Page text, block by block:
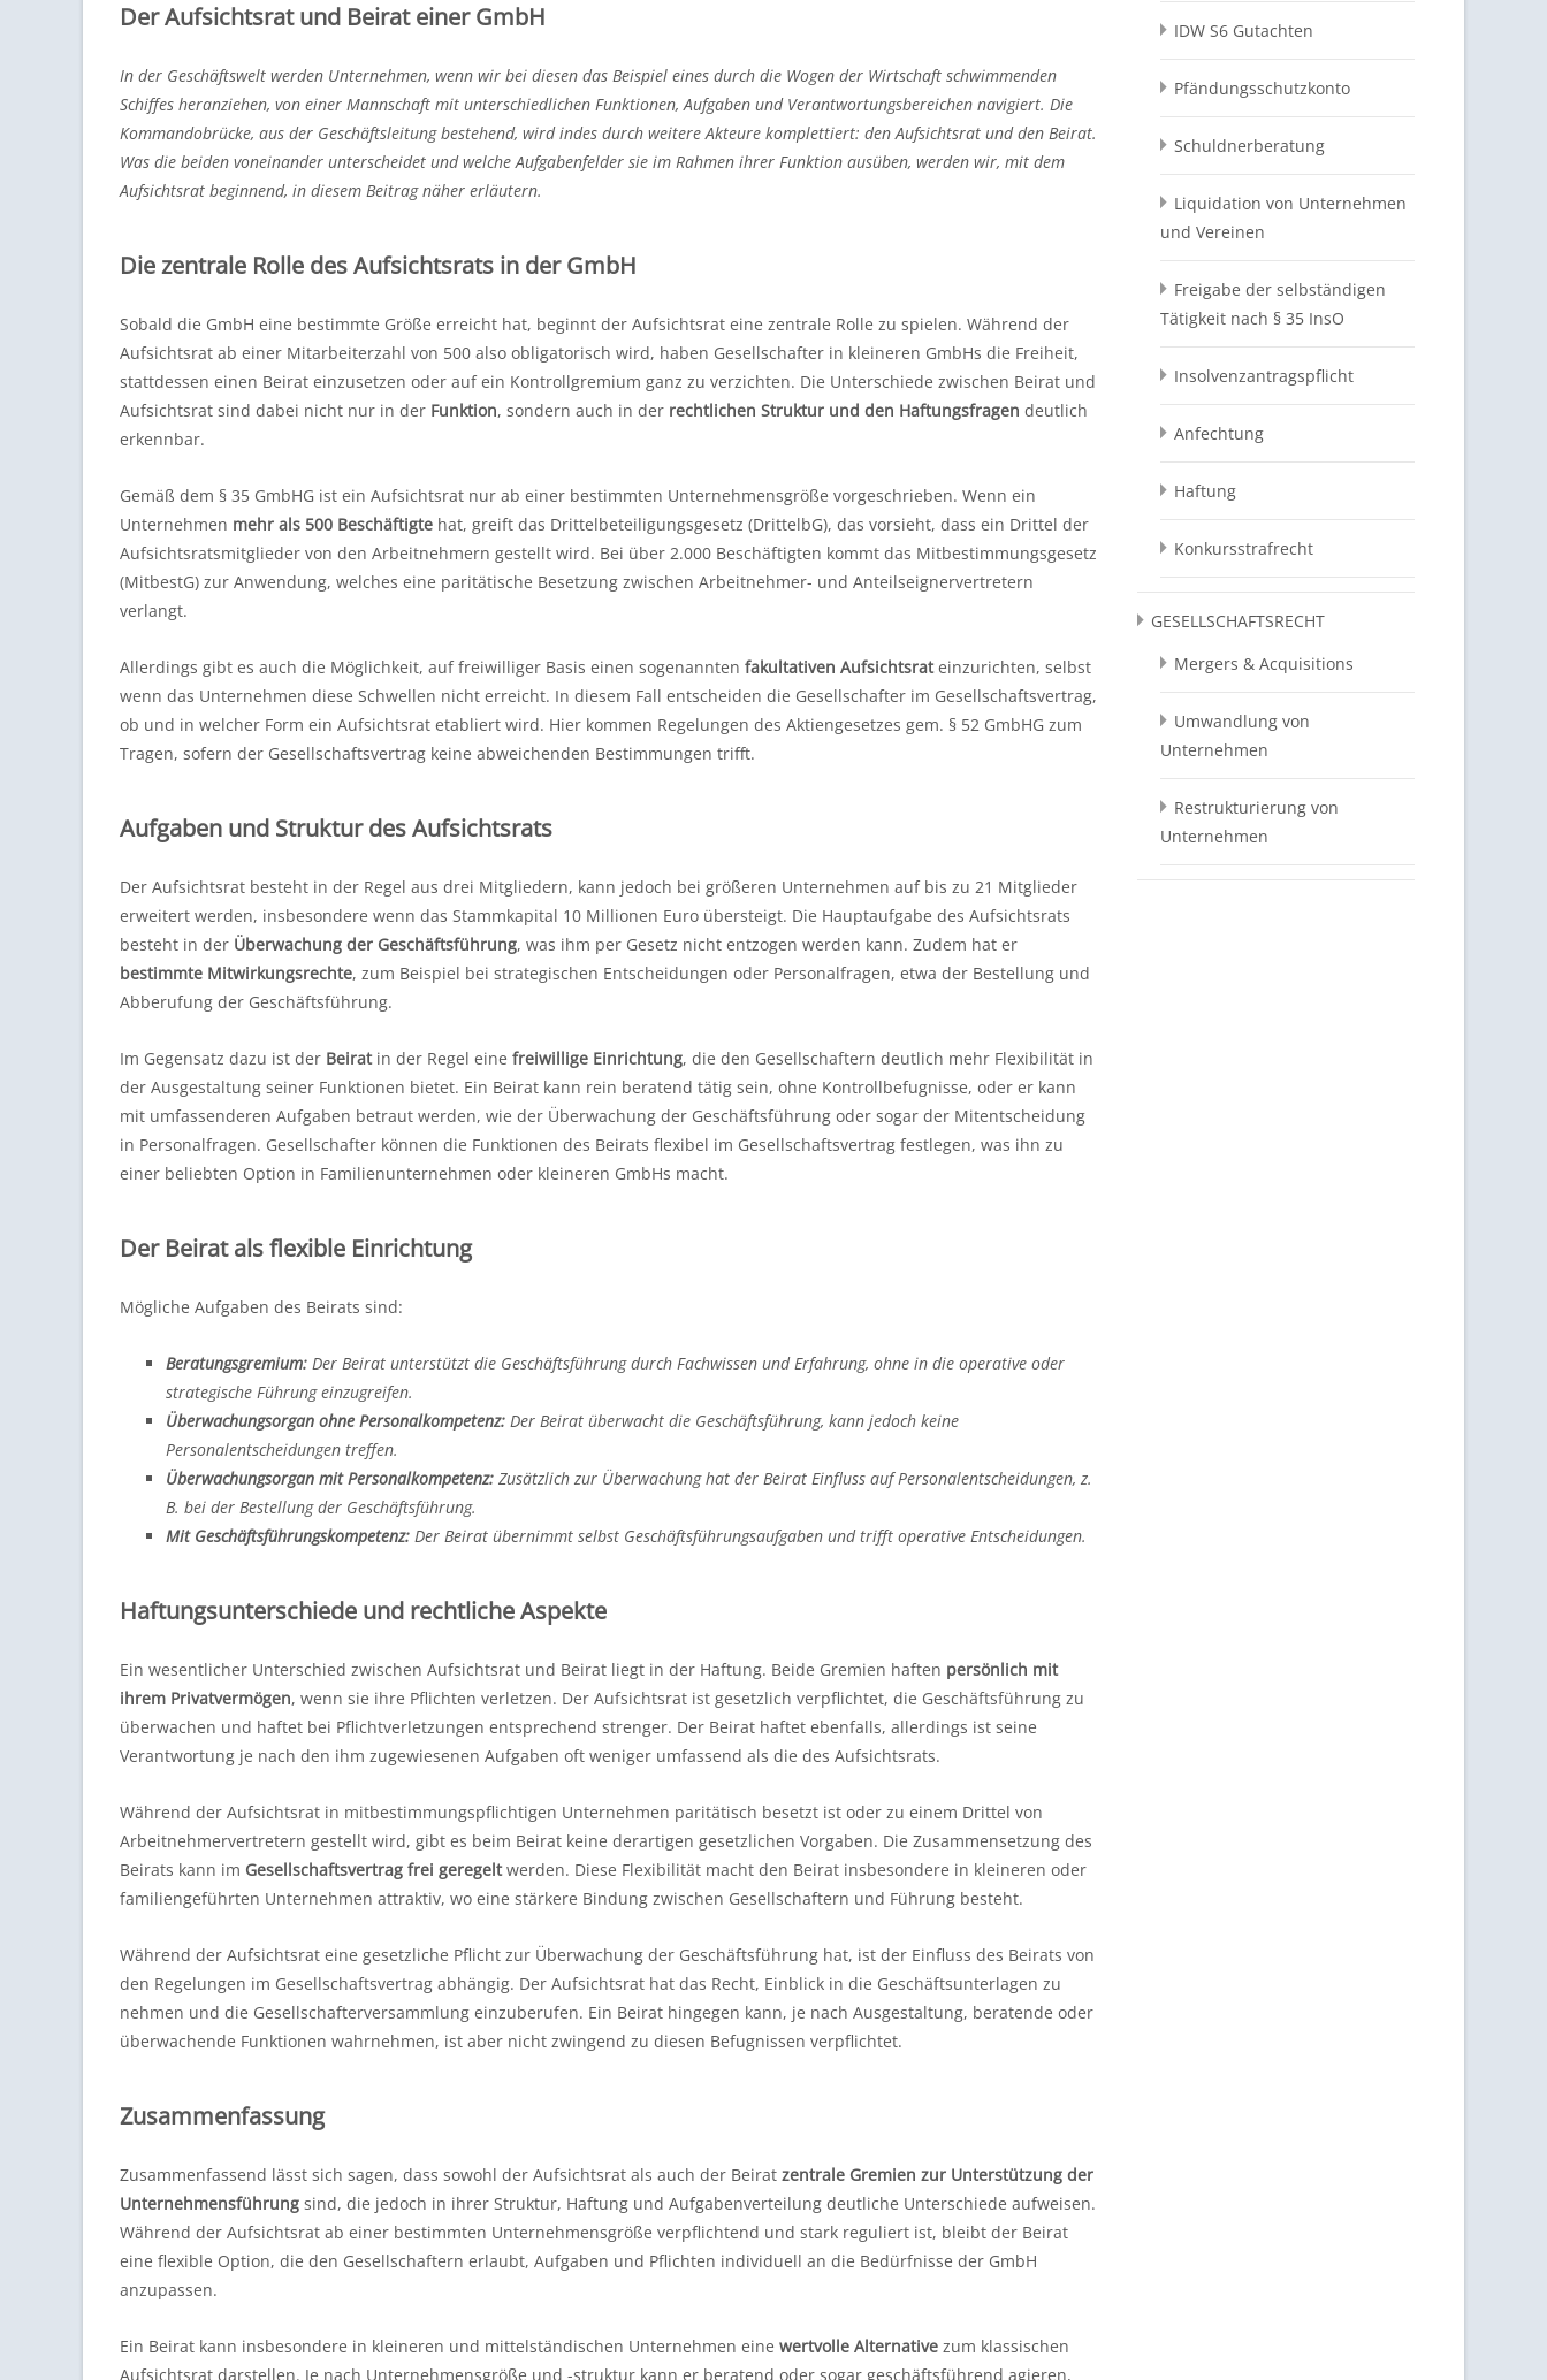
Der Aufsichtsrat und Beirat einer GmbH
In der Geschäftswelt werden Unternehmen, wenn wir bei diesen das Beispiel eines durch die Wogen der Wirtschaft schwimmenden
Schiffes heranziehen, von einer Mannschaft mit unterschiedlichen Funktionen, Aufgaben und Verantwortungsbereichen navigiert. Die
Kommandobrücke, aus der Geschäftsleitung bestehend, wird indes durch weitere Akteure komplettiert: den Aufsichtsrat und den Beirat.
Was die beiden voneinander unterscheidet und welche Aufgabenfelder sie im Rahmen ihrer Funktion ausüben, werden wir, mit dem
Aufsichtsrat beginnend, in diesem Beitrag näher erläutern.
Die zentrale Rolle des Aufsichtsrats in der GmbH
Sobald die GmbH eine bestimmte Größe erreicht hat, beginnt der Aufsichtsrat eine zentrale Rolle zu spielen. Während der
Aufsichtsrat ab einer Mitarbeiterzahl von 500 also obligatorisch wird, haben Gesellschafter in kleineren GmbHs die Freiheit,
stattdessen einen Beirat einzusetzen oder auf ein Kontrollgremium ganz zu verzichten. Die Unterschiede zwischen Beirat und
Aufsichtsrat sind dabei nicht nur in der Funktion, sondern auch in der rechtlichen Struktur und den Haftungsfragen deutlich
erkennbar.
Gemäß dem § 35 GmbHG ist ein Aufsichtsrat nur ab einer bestimmten Unternehmensgröße vorgeschrieben. Wenn ein
Unternehmen mehr als 500 Beschäftigte hat, greift das Drittelbeteiligungsgesetz (DrittelbG), das vorsieht, dass ein Drittel der
Aufsichtsratsmitglieder von den Arbeitnehmern gestellt wird. Bei über 2.000 Beschäftigten kommt das Mitbestimmungsgesetz
(MitbestG) zur Anwendung, welches eine paritätische Besetzung zwischen Arbeitnehmer- und Anteilseignervertretern
verlangt.
Allerdings gibt es auch die Möglichkeit, auf freiwilliger Basis einen sogenannten fakultativen Aufsichtsrateinzurichten, selbst
wenn das Unternehmen diese Schwellen nicht erreicht. In diesem Fall entscheiden die Gesellschafter im Gesellschaftsvertrag,
ob und in welcher Form ein Aufsichtsrat etabliert wird. Hier kommen Regelungen des Aktiengesetzes gem. § 52 GmbHG zum
Tragen, sofern der Gesellschaftsvertrag keine abweichenden Bestimmungen trifft.
Aufgaben und Struktur des Aufsichtsrats
Der Aufsichtsrat besteht in der Regel aus drei Mitgliedern, kann jedoch bei größeren Unternehmen auf bis zu 21 Mitglieder
erweitert werden, insbesondere wenn das Stammkapital 10 Millionen Euro übersteigt. Die Hauptaufgabe des Aufsichtsrats
besteht in der Überwachung der Geschäftsführung, was ihm per Gesetz nicht entzogen werden kann. Zudem hat er
bestimmte Mitwirkungsrechte, zum Beispiel bei strategischen Entscheidungen oder Personalfragen, etwa der Bestellung und
Abberufung der Geschäftsführung.
Im Gegensatz dazu ist der Beiratin der Regel eine freiwillige Einrichtung, die den Gesellschaftern deutlich mehr Flexibilität in
der Ausgestaltung seiner Funktionen bietet. Ein Beirat kann rein beratend tätig sein, ohne Kontrollbefugnisse, oder er kann
mit umfassenderen Aufgaben betraut werden, wie der Überwachung der Geschäftsführung oder sogar der Mitentscheidung
in Personalfragen. Gesellschafter können die Funktionen des Beirats flexibel im Gesellschaftsvertrag festlegen, was ihn zu
einer beliebten Option in Familienunternehmen oder kleineren GmbHs macht.
Der Beirat als flexible Einrichtung
Mögliche Aufgaben des Beirats sind:
Beratungsgremium: Der Beirat unterstützt die Geschäftsführung durch Fachwissen und Erfahrung, ohne in die operative oder
strategische Führung einzugreifen.
Überwachungsorgan ohne Personalkompetenz: Der Beirat überwacht die Geschäftsführung, kann jedoch keine
Personalentscheidungen treffen.
Überwachungsorgan mit Personalkompetenz: Zusätzlich zur Überwachung hat der Beirat Einfluss auf Personalentscheidungen, z.
B. bei der Bestellung der Geschäftsführung.
Mit Geschäftsführungskompetenz: Der Beirat übernimmt selbst Geschäftsführungsaufgaben und trifft operative Entscheidungen.
Haftungsunterschiede und rechtliche Aspekte
Ein wesentlicher Unterschied zwischen Aufsichtsrat und Beirat liegt in der Haftung. Beide Gremien haften persönlich mit
ihrem Privatvermögen, wenn sie ihre Pflichten verletzen. Der Aufsichtsrat ist gesetzlich verpflichtet, die Geschäftsführung zu
überwachen und haftet bei Pflichtverletzungen entsprechend strenger. Der Beirat haftet ebenfalls, allerdings ist seine
Verantwortung je nach den ihm zugewiesenen Aufgaben oft weniger umfassend als die des Aufsichtsrats.
Während der Aufsichtsrat in mitbestimmungspflichtigen Unternehmen paritätisch besetzt ist oder zu einem Drittel von
Arbeitnehmervertretern gestellt wird, gibt es beim Beirat keine derartigen gesetzlichen Vorgaben. Die Zusammensetzung des
Beirats kann im Gesellschaftsvertrag frei geregeltwerden. Diese Flexibilität macht den Beirat insbesondere in kleineren oder
familiengeführten Unternehmen attraktiv, wo eine stärkere Bindung zwischen Gesellschaftern und Führung besteht.
Während der Aufsichtsrat eine gesetzliche Pflicht zur Überwachung der Geschäftsführung hat, ist der Einfluss des Beirats von
den Regelungen im Gesellschaftsvertrag abhängig. Der Aufsichtsrat hat das Recht, Einblick in die Geschäftsunterlagen zu
nehmen und die Gesellschafterversammlung einzuberufen. Ein Beirat hingegen kann, je nach Ausgestaltung, beratende oder
überwachende Funktionen wahrnehmen, ist aber nicht zwingend zu diesen Befugnissen verpflichtet.
Zusammenfassung
Zusammenfassend lässt sich sagen, dass sowohl der Aufsichtsrat als auch der Beirat zentrale Gremien zur Unterstützung der
Unternehmensführung sind, die jedoch in ihrer Struktur, Haftung und Aufgabenverteilung deutliche Unterschiede aufweisen.
Während der Aufsichtsrat ab einer bestimmten Unternehmensgröße verpflichtend und stark reguliert ist, bleibt der Beirat
eine flexible Option, die den Gesellschaftern erlaubt, Aufgaben und Pflichten individuell an die Bedürfnisse der GmbH
anzupassen.
Ein Beirat kann insbesondere in kleineren und mittelständischen Unternehmen eine wertvolle Alternative zum klassischen
Aufsichtsrat darstellen. Je nach Unternehmensgröße und -struktur kann er beratend oder sogar geschäftsführend agieren,
IDW S6 Gutachten
Pfändungsschutzkonto
Schuldnerberatung
Liquidation von Unternehmen
und Vereinen
Freigabe der selbständigen
Tätigkeit nach § 35 InsO
Insolvenzantragspflicht
Anfechtung
Haftung
Konkursstrafrecht
GESELLSCHAFTSRECHT
Mergers & Acquisitions
Umwandlung von
Unternehmen
Restrukturierung von
Unternehmen